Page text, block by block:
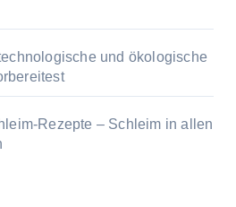
und ökologische
Rezepte – Schleim in allen